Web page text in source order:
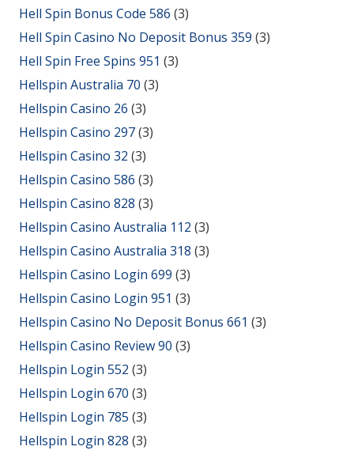
Hell Spin Bonus Code 586 (3)
Hell Spin Casino No Deposit Bonus 359 (3)
Hell Spin Free Spins 951 (3)
Hellspin Australia 70 (3)
Hellspin Casino 26 (3)
Hellspin Casino 297(3)
Hellspin Casino 32 (3)
Hellspin Casino 586 (3)
Hellspin Casino 828 (3)
Hellspin Casino Australia 112 (3)
Hellspin Casino Australia 318 (3)
Hellspin Casino Login 699 (3)
Hellspin Casino Login 951 (3)
Hellspin Casino No Deposit Bonus 661 (3)
Hellspin Casino Review 90 (3)
Hellspin Login 552 (3)
Hellspin Login 670 (3)
Hellspin Login 785 (3)
Hellspin Login 828 (3)